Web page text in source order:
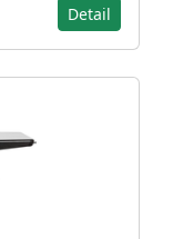
Detail